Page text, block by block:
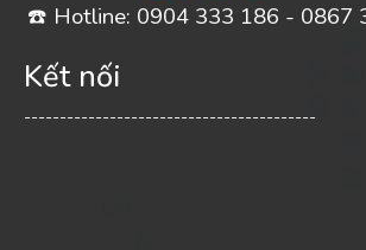
☎ Hotline: 0904 333 186 - 0867
Kết nối
-----------------------------------------